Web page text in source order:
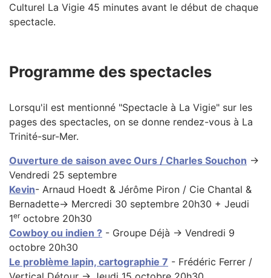
Culturel La Vigie 45 minutes avant le début de chaque
spectacle.
Programme des spectacles
Lorsqu'il est mentionné "Spectacle à La Vigie" sur les
pages des spectacles, on se donne rendez-vous à La
Trinité-sur-Mer.
Ouverture de saison avec Ours / Charles Souchon →
Vendredi 25 septembre
Kevin- Arnaud Hoedt & Jérôme Piron / Cie Chantal &
Bernadette→ Mercredi 30 septembre 20h30 + Jeudi
1eroctobre 20h30
Cowboy ou indien ? - Groupe Déjà → Vendredi 9
octobre 20h30
Le problème lapin, cartographie 7 - Frédéric Ferrer /